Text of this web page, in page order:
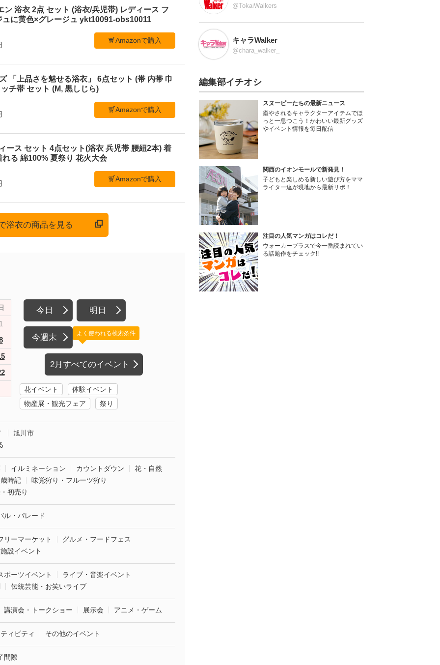
浴衣 2点 セット (浴衣/兵児帯) レディース フ
ュに黄色×グレージュ ykt10091-obs10011
Amazonで購入
「上品さを魅せる浴衣」 6点セット (帯 内帯 巾
チ帯 セット (M, 黒しじら)
Amazonで購入
ース セット 4点セット(浴衣 兵児帯 腰紐2本) 着
る 綿100% 夏祭り 花火大会
Amazonで購入
浴衣の商品を見る
今日 明日
今週末
2月すべてのイベント
よく使われる検索条件
花イベント
体験イベント
物産展・観光フェア
祭り
旭川市
イルミネーション カウントダウン
花・自然
時記
味覚狩り・フルーツ狩り
初売り
ル・パレード
リーマーケット
グルメ・フードフェス
設イベント
ポーツイベント
ライブ・音楽イベント
伝統芸能・お笑いライブ
講演会・トークショー 展示会 アニメ・ゲーム
ィビティ その他のイベント
間際
@TokaiWalkers
キャラWalker
@chara_walker_
編集部イチオシ
スヌーピーたちの最新ニュース
癒やされるキャラクターアイテムでほ
っと一息つこう！かわいい最新グッズ
やイベント情報を毎日配信
関西のイオンモールで新発見！
子どもと楽しめる新しい遊び方をママ
ライター達が現地から最新リポ！
注目の人気マンガはコレだ！
ウォーカープラスで今一番読まれてい
る話題作をチェック!!